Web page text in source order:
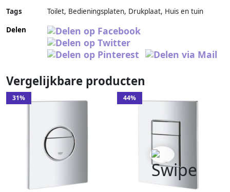
Tags
Toilet, Bedieningsplaten, Drukplaat, Huis en tuin
Delen
Vergelijkbare producten
31% 44%